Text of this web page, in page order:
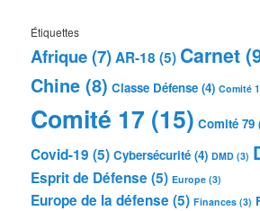
Étiquettes
Afrique(7)AR-18 (5) Carnet
Chine (8) Classe Défense (4) Comité
Comité 17 (15) Comité 79
Covid-19 (5) Cybersécurité (4) DMD (3)
Esprit de Défense (5) Europe (3)
Europe de la défense (5) Finances (3)